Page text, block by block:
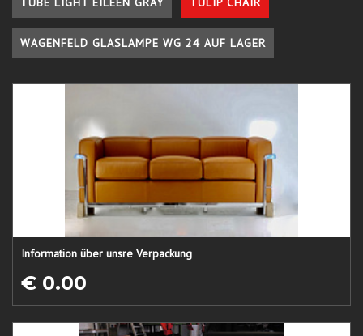
WAGENFELD GLASLAMPE WG 24 AUF LAGER
Information über unsre Verpackung
€ 0.00